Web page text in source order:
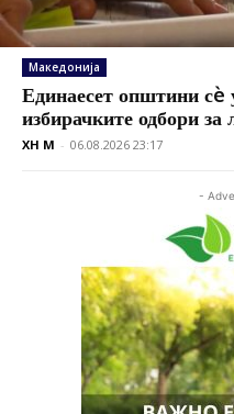
Македонија
Единаесет општини
избирачките одбори за
XH M - 06.08.2026 23:17
-